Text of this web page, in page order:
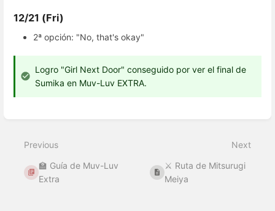
12/21 (Fri)
2ª opción: "No, that's okay"
Logro "Girl Next Door" conseguido por ver el final de
Sumika en Muv-Luv EXTRA.
mode
Previous
🏫 Guía de Muv-Luv
Extra
Next
⚔️ Ruta de Mitsurugi
Meiya